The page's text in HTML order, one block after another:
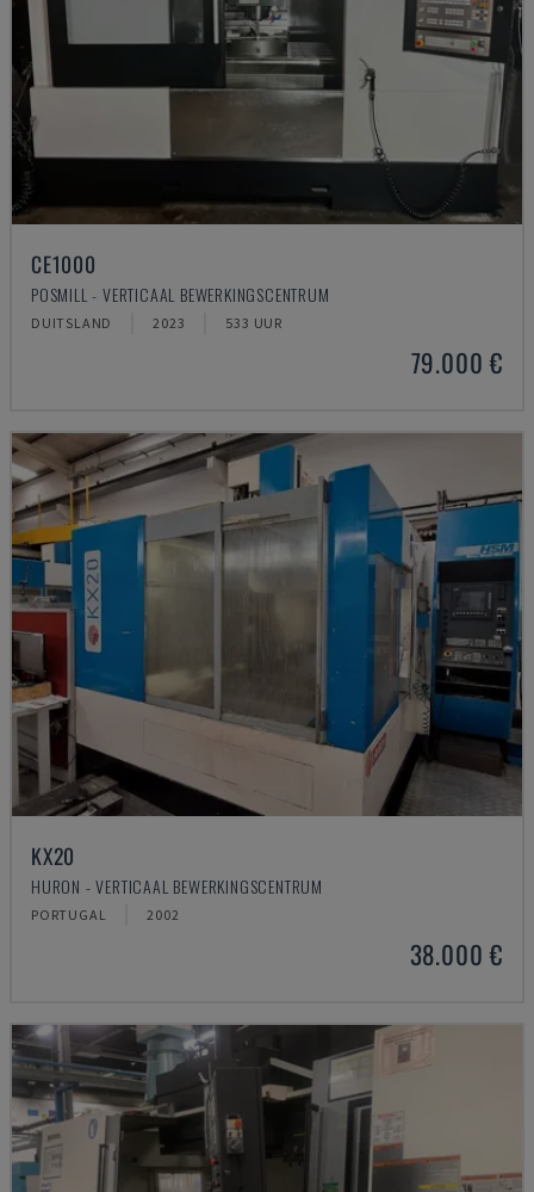
CE1000
POSMILL - VERTICAAL BEWERKINGSCENTRUM
DUITSLAND 2023 533 UUR
79.000 €
KX20
HURON - VERTICAAL BEWERKINGSCENTRUM
PORTUGAL 2002
38.000 €